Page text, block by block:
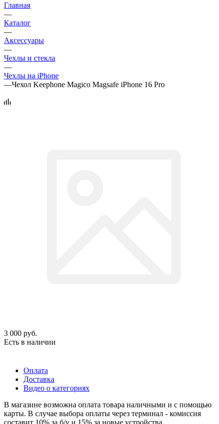
Главная
—
Каталог
—
Аксессуары
—
Чехлы и стекла
—
Чехлы на iPhone
—Чехол Keephone Magico Magsafe iPhone 16 Pro
3 000 руб.
Есть в наличии
Оплата
Доставка
Видео о категориях
В магазине возможна оплата товара наличными и с помощью
карты. В случае выбора оплаты через терминал - комиссия
составит 10% за б/у и 15% за новые устройства.